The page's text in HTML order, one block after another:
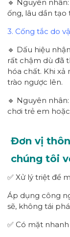
🔹 Nguyên
ống, lâu dần
3. Cống tắc do
🔹 Dấu hiệu
rất chậm dù đã
hóa chất. Khi
trào ngược lên.
🔹 Nguyên
chơi trẻ em
Đơn vị
chúng tôi
✅ Xử lý triệt để
Áp dụng công
sẽ, không tái
✅ Có mặt